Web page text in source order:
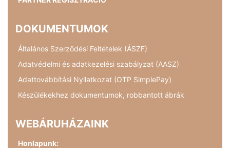
DOKUMENTUMOK
Általános Szerződési Feltételek (ÁSZF)
Adatvédelmi és adatkezelési szabályzat (AASZ)
Adattovábbítási Nyilatkozat (OTP SimplePay)
Készülékekhez dokumentumok, robbantott ábrák
WEBÁRUHÁZAINK
Honlapunk: